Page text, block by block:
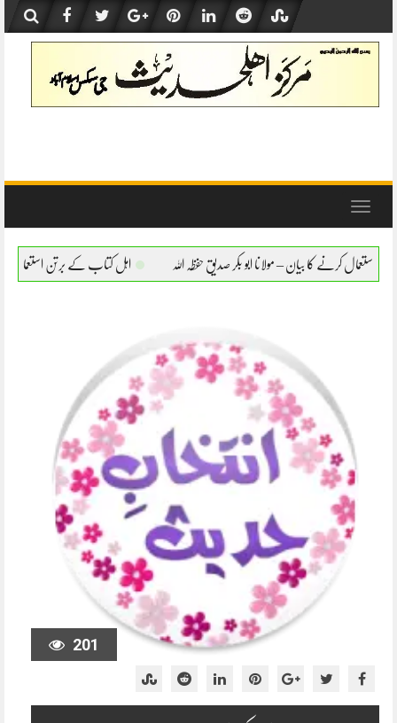
content
Toggle
ابو بکر صدیق حفظہ اللہ اہل کتاب کے برتن استعمال کرنے کا بیان – مولانا ابو بکر صدیق
201